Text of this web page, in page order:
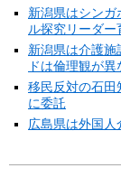
新潟県はシン
ル探究リーダー
新潟県は介護
ドは倫理観が
移民反対の石田
に委託
広島県は外国人